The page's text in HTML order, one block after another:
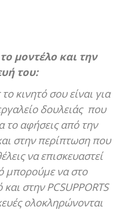
μοντέλο και την
του:
κινητό σου είναι για
δουλειάς που
το αφήσεις από την
στην περίπτωση που
να επισκευαστεί
μπορούμε να στο
στην PCSUPPORTS
ολοκληρώνονται